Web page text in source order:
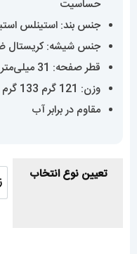
جنس بند: استینلس
جنس شیشه:
قطر صفحه: 31 میلی‌متر 40 میلیمتر
وزن: 121 گرم 133 گرم
مقاوم در برابر آب